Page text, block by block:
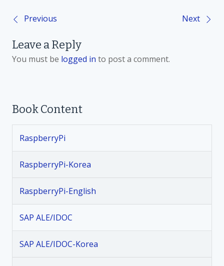
P
o
n
a
v
g
a
Previous Next
Leave a Reply
You must be logged in to post a comment.
Book Content
RaspberryPi
RaspberryPi-Korea
RaspberryPi-English
SAP ALE/IDOC
SAP ALE/IDOC-Korea